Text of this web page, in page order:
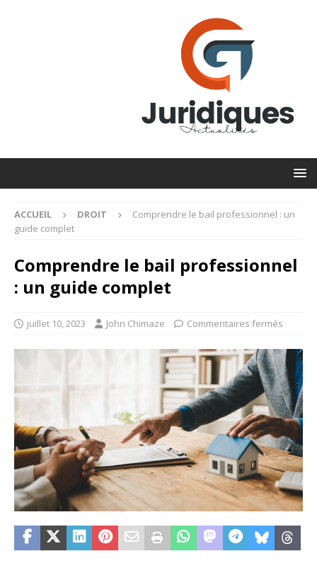
ACCUEIL DROIT
Comprendre le bail professionnel : un
guide complet
Comprendre le bail professionnel
: un guide complet
juillet 10, 2023 John Chimaze Commentaires fermés